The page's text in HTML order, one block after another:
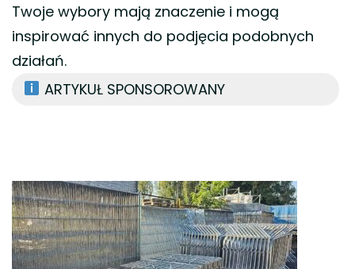
Twoje wybory mają znaczenie i mogą
inspirować innych do podjęcia podobnych
działań.
ARTYKUŁ SPONSOROWANY
Nawigacja
wpisu